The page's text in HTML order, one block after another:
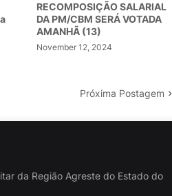
RECOMPOSIÇÃO SALARIAL
DA PM/CBM SERÁ VOTADA
AMANHÃ (13)
November 12, 2024
Próxima Postagem
da Região Agreste do Estado do